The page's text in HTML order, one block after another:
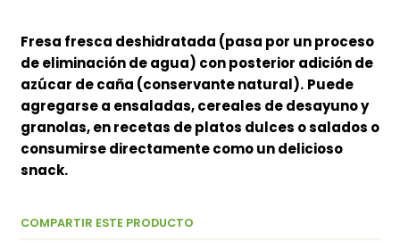
Fresa fresca deshidratada (pasa por un proceso
de eliminación de agua) con posterior adición de
azúcar de caña (conservante natural). Puede
agregarse a ensaladas, cereales de desayuno y
granolas, en recetas de platos dulces o salados o
consumirse directamente como un delicioso
snack.
COMPARTIR ESTE PRODUCTO